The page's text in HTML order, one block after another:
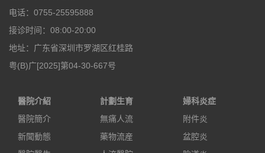
电话：0755-25595888
接诊时间：08:00-20:00
地址：广东省深圳市罗湖区红桂路
粤(B)广[2025]第04-30-667号
醫院介紹
醫院簡介
新聞動態
計劃生育
無痛人流
藥物流産
婦科炎症
附件炎
盆腔炎